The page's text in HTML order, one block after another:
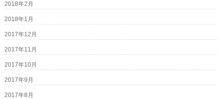
2018年2月
2018年1月
2017年12月
2017年11月
2017年10月
2017年9月
2017年8月